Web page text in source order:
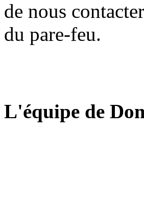
de nous
du pare-feu.
L'équipe de